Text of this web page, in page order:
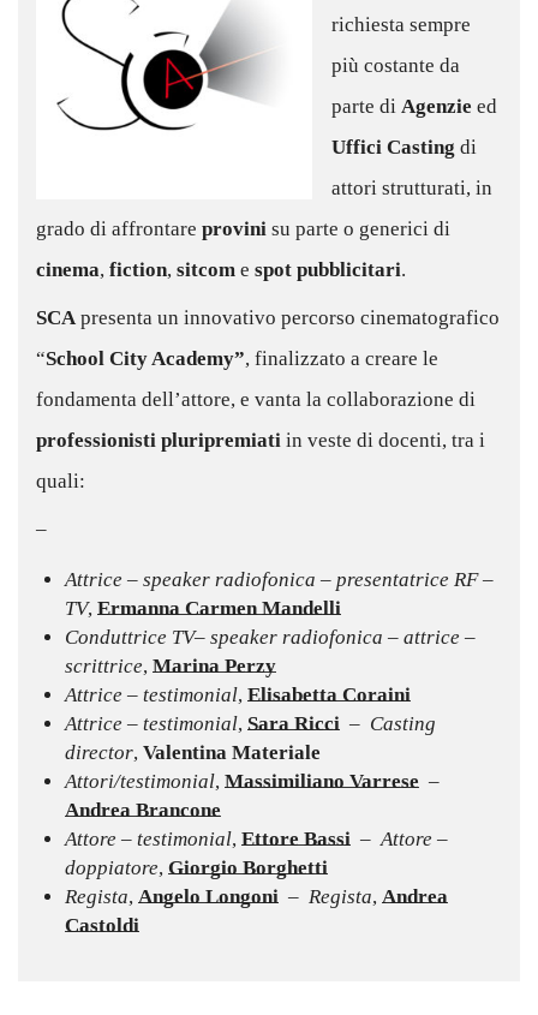
richiesta sempre
più costante da
parte di Agenzie ed
Uffici Casting di
attori strutturati, in
grado di affrontare provini su parte o generici di
cinema, fiction, sitcom e spot pubblicitari.
SCA presenta un innovativo percorso cinematografico
“School City Academy”, finalizzato a creare le
fondamenta dell’attore, e vanta la collaborazione di
professionisti pluripremiati in veste di docenti, tra i
quali:
–
Attrice – speaker radiofonica – presentatrice RF –
TV, Ermanna Carmen Mandelli
Conduttrice TV– speaker radiofonica – attrice –
scrittrice, Marina Perzy
Attrice – testimonial, Elisabetta Coraini
Attrice – testimonial, Sara Ricci – Casting
director, Valentina Materiale
Attori/testimonial, Massimiliano Varrese –
Andrea Brancone
Attore – testimonial, Ettore Bassi – Attore –
doppiatore, Giorgio Borghetti
Regista, Angelo Longoni – Regista, Andrea
Castoldi